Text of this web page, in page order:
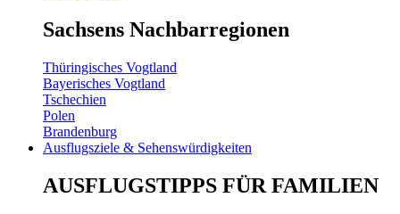
Sachsens Nachbarregionen
Thüringisches Vogtland
Bayerisches Vogtland
Tschechien
Polen
Brandenburg
Ausflugsziele & Sehenswürdigkeiten
AUSFLUGSTIPPS FÜR FAMILIEN